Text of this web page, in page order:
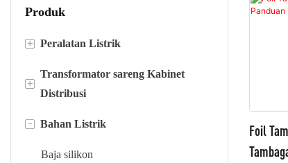
Produk
+ Peralatan Listrik
Potong jadi garis panjang
+
Transformator sareng Kabinet
Distribusi
Transformator tipe garing
Transformator minyak
- Bahan Listrik
Baja silikon
Foil